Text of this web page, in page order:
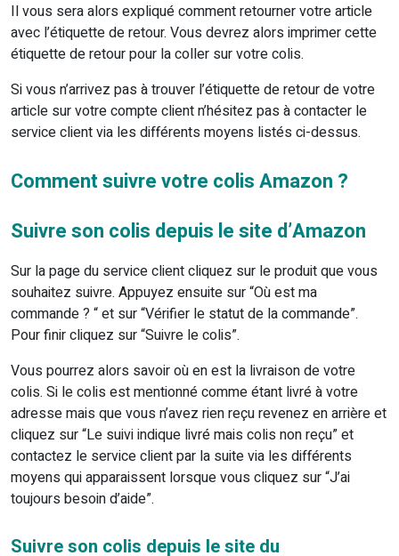
Il vous sera alors expliqué comment retourner votre article
avec l’étiquette de retour. Vous devrez alors imprimer cette
étiquette de retour pour la coller sur votre colis.
Si vous n’arrivez pas à trouver l’étiquette de retour de votre
article sur votre compte client n’hésitez pas à contacter le
service client via les différents moyens listés ci-dessus.
Comment suivre votre colis Amazon ?
Suivre son colis depuis le site d’Amazon
Sur la page du service client cliquez sur le produit que vous
souhaitez suivre. Appuyez ensuite sur “Où est ma
commande ? “ et sur “Vérifier le statut de la commande”.
Pour finir cliquez sur “Suivre le colis”.
Vous pourrez alors savoir où en est la livraison de votre
colis. Si le colis est mentionné comme étant livré à votre
adresse mais que vous n’avez rien reçu revenez en arrière et
cliquez sur “Le suivi indique livré mais colis non reçu” et
contactez le service client par la suite via les différents
moyens qui apparaissent lorsque vous cliquez sur “J’ai
toujours besoin d’aide”.
Suivre son colis depuis le site du